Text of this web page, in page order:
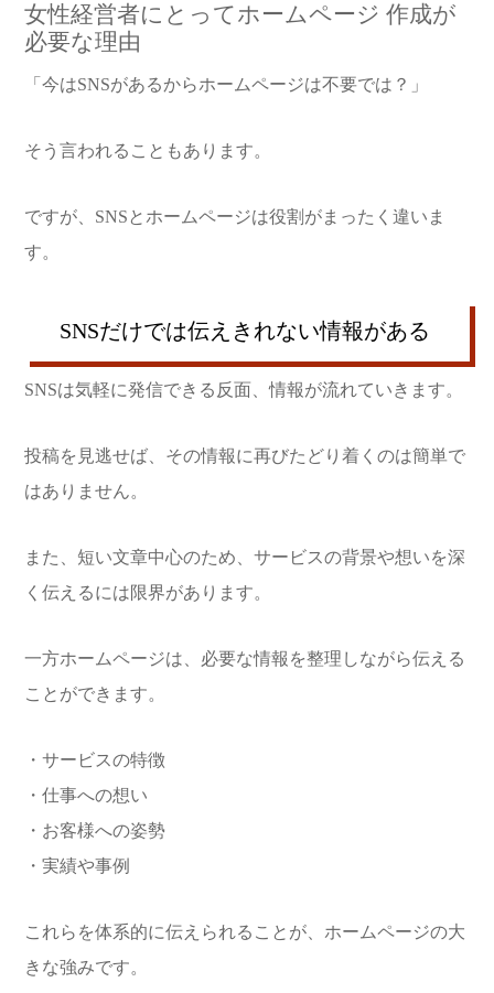
女性経営者にとってホームページ 作成が
必要な理由
「今はSNSがあるからホームページは不要では？」
そう言われることもあります。
ですが、SNSとホームページは役割がまったく違いま
す。
SNSだけでは伝えきれない情報がある
SNSは気軽に発信できる反面、情報が流れていきます。
投稿を見逃せば、その情報に再びたどり着くのは簡単で
はありません。
また、短い文章中心のため、サービスの背景や想いを深
く伝えるには限界があります。
一方ホームページは、必要な情報を整理しながら伝える
ことができます。
・サービスの特徴
・仕事への想い
・お客様への姿勢
・実績や事例
これらを体系的に伝えられることが、ホームページの大
きな強みです。